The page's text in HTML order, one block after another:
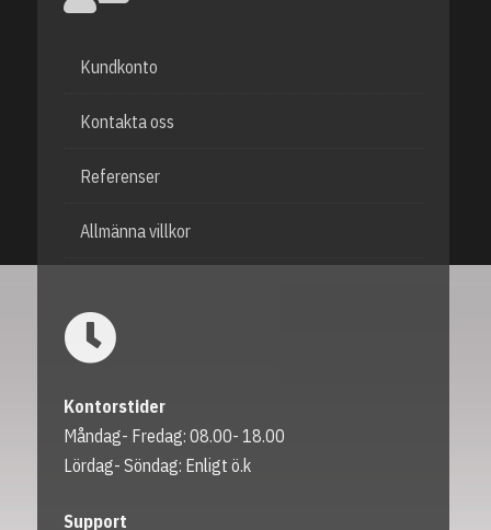
Kundkonto
Kontakta oss
Referenser
Allmänna villkor
Kontorstider
Måndag- Fredag: 08.00- 18.00
Lördag- Söndag: Enligt ö.k
Support